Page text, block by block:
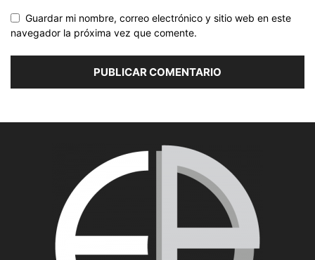
Guardar mi nombre, correo electrónico y sitio web en este
navegador la próxima vez que comente.